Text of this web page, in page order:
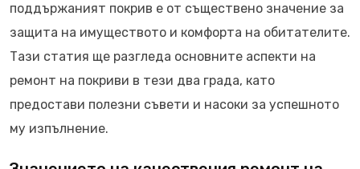
поддържаният покрив е от съществено значение за
защита на имуществото и комфорта на обитателите.
Тази статия ще разгледа основните аспекти на
ремонт на покриви в тези два града, като
предостави полезни съвети и насоки за успешното
му изпълнение.